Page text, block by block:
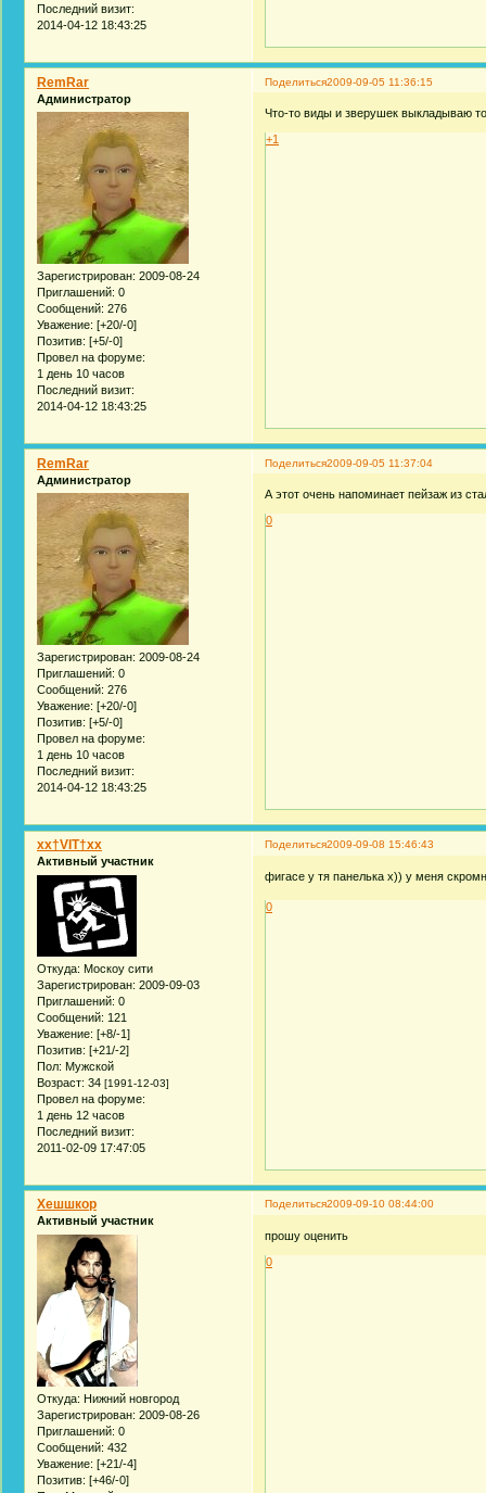
Последний визит:
2014-04-12 18:43:25
Поделиться2009-09-05 11:36:15
RemRar
Администратор
Зарегистрирован: 2009-08-24
Приглашений: 0
Сообщений: 276
Уважение: [+20/-0]
Позитив: [+5/-0]
Провел на форуме:
1 день 10 часов
Последний визит:
2014-04-12 18:43:25
Что-то виды и зверушек выкладываю
+1
Поделиться2009-09-05 11:37:04
RemRar
Администратор
Зарегистрирован: 2009-08-24
Приглашений: 0
Сообщений: 276
Уважение: [+20/-0]
Позитив: [+5/-0]
Провел на форуме:
1 день 10 часов
Последний визит:
2014-04-12 18:43:25
А этот очень напоминает пейзаж из
0
Поделиться2009-09-08 15:46:43
xx†VIT†xx
Активный участник
Откуда: Москоу сити
Зарегистрирован: 2009-09-03
Приглашений: 0
Сообщений: 121
Уважение: [+8/-1]
Позитив: [+21/-2]
Пол: Мужской
Возраст: 34 [1991-12-03]
Провел на форуме:
1 день 12 часов
Последний визит:
2011-02-09 17:47:05
фигасе у тя панелька х)) у меня
0
Поделиться2009-09-10 08:44:00
Хешшкор
Активный участник
Откуда: Нижний новгород
Зарегистрирован: 2009-08-26
Приглашений: 0
Сообщений: 432
Уважение: [+21/-4]
Позитив: [+46/-0]
прошу оценить
0